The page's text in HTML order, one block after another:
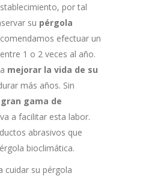
por tal
su pérgola
efectuar un
1 o 2 veces al año.
mejorar la vida de su
más años. Sin
gran gama de
a facilitar esta labor.
abrasivos que
bioclimática.
cuidar su pérgola